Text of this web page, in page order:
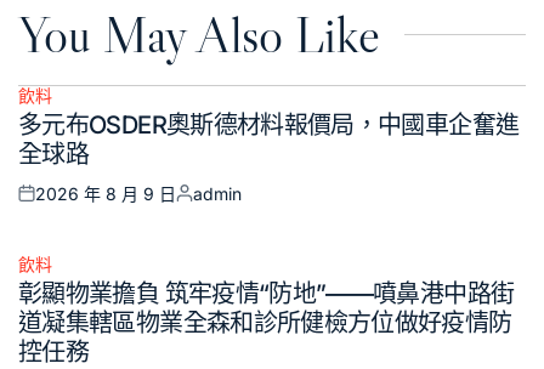
You May Also Like
Posted
in
飲料
多元布OSDER奧斯德材料報價局，中國車企奮進
全球路
Posted
2026 年 8 月 9 日
Posted
admin
Posted
in
飲料
彰顯物業擔負 筑牢疫情“防地”——噴鼻港中路街
道凝集轄區物業全森和診所健檢方位做好疫情防
控任務